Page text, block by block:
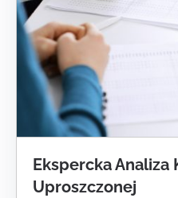
Ekspercka Analiza
Uproszczonej